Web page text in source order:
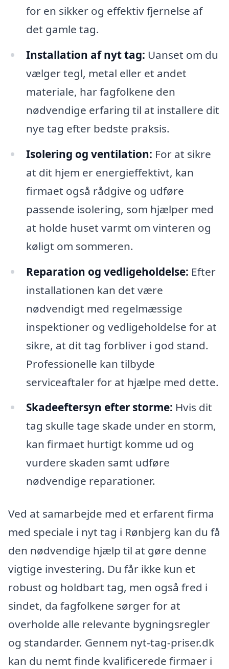
for en sikker og effektiv fjernelse af
det gamle tag.
Installation af nyt tag: Uanset om du
vælger tegl, metal eller et andet
materiale, har fagfolkene den
nødvendige erfaring til at installere dit
nye tag efter bedste praksis.
Isolering og ventilation: For at sikre
at dit hjem er energieffektivt, kan
firmaet også rådgive og udføre
passende isolering, som hjælper med
at holde huset varmt om vinteren og
køligt om sommeren.
Reparation og vedligeholdelse: Efter
installationen kan det være
nødvendigt med regelmæssige
inspektioner og vedligeholdelse for at
sikre, at dit tag forbliver i god stand.
Professionelle kan tilbyde
serviceaftaler for at hjælpe med dette.
Skadeeftersyn efter storme: Hvis dit
tag skulle tage skade under en storm,
kan firmaet hurtigt komme ud og
vurdere skaden samt udføre
nødvendige reparationer.
Ved at samarbejde med et erfarent firma
med speciale i nyt tag i Rønbjerg kan du få
den nødvendige hjælp til at gøre denne
vigtige investering. Du får ikke kun et
robust og holdbart tag, men også fred i
sindet, da fagfolkene sørger for at
overholde alle relevante bygningsregler
og standarder. Gennem nyt-tag-priser.dk
kan du nemt finde kvalificerede firmaer i